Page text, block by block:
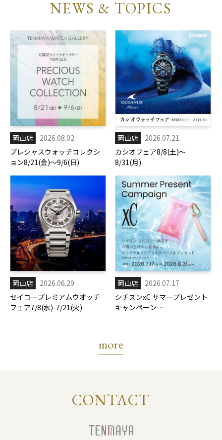
NEWS & TOPICS
岡山店
2026.08.02
プレシャスウォッチコレクシ
ョン8/21(金)～9/6(日)
岡山店
2026.07.21
カシオフェア8/8(土)～
8/31(月)
岡山店
2026.06.29
セイコープレミアムウオッチ
フェア7/8(水)-7/21(火)
岡山店
2026.07.17
シチズンxC サマープレゼント
キャンペーン
more
CONTACT